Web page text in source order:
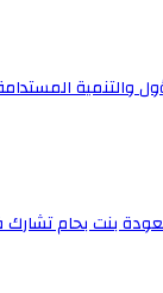
والتنمية
بنت بحام تشارك